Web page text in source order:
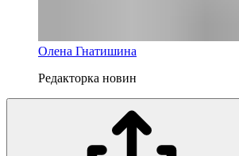
Олена Гнатишина
Редакторка новин